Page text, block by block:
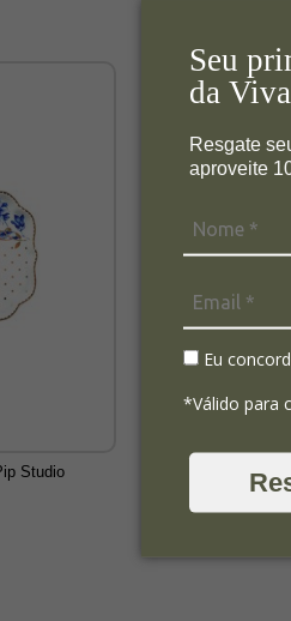
Seu
da
Resgate
aproveite
Eu
*Válido para
Studio